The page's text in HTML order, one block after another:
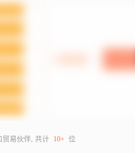
贸易伙伴, 共计 10+ 位